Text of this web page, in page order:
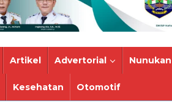
Artikel Advertorial Nunukan
Kesehatan Otomotif